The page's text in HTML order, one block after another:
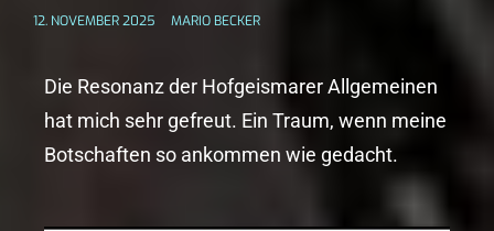
12. NOVEMBER 2025 MARIO BECKER
Die Resonanz der Hofgeismarer Allgemeinen
hat mich sehr gefreut. Ein Traum, wenn meine
Botschaften so ankommen wie gedacht.